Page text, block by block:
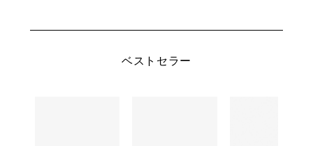
ベストセラー